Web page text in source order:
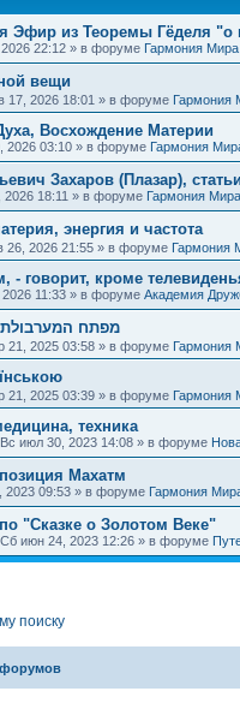
Эфир из Теоремы Гёделя "о
22:12 » в форуме Гармония Мира
вещи
17, 2026 18:01 » в форуме Гармония
Восхождение Материи
2026 03:10 » в форуме Гармония
Захаров (Плазар), статьи
18:11 » в форуме Гармония Мира
энергия и частота
26, 2026 21:55 » в форуме Гармония
говорит, кроме
11:33 » в форуме Академия
מפתח
21, 2025 03:58 » в форуме Гармония
21, 2025 03:39 » в форуме Гармония
техника
Вс июл 30, 2023 14:08 » в форуме
Махатм
2023 09:53 » в форуме Гармония
"Сказке о Золотом Веке"
Сб июн 24, 2023 12:26 » в форуме
поиску